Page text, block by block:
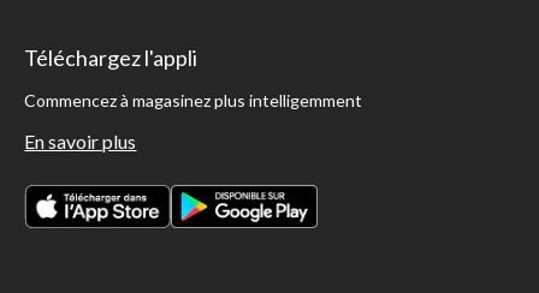
Téléchargez l'appli
Commencez à magasinez plus intelligemment
En savoir plus